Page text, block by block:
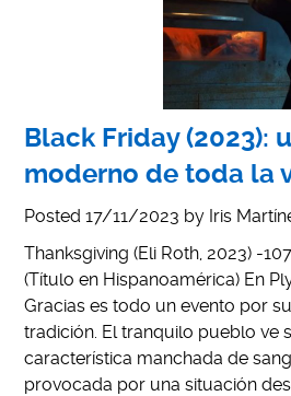
Black Friday (2023):
moderno de toda la
Posted17/11/2023 by Iris
Thanksgiving (Eli Roth, 2023) -
(Título en Hispanoamérica) En
Gracias es todo un evento por
tradición. El tranquilo pueblo ve
característica manchada de
provocada por una situación